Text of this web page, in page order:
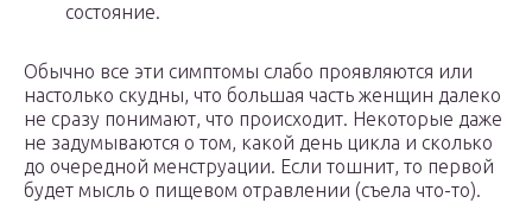
состояние.
Обычно все эти симптомы слабо проявляются или
настолько скудны, что большая часть женщин далеко
не сразу понимают, что происходит. Некоторые даже
не задумываются о том, какой день цикла и сколько
до очередной менструации. Если тошнит, то первой
будет мысль о пищевом отравлении (съела что-то).